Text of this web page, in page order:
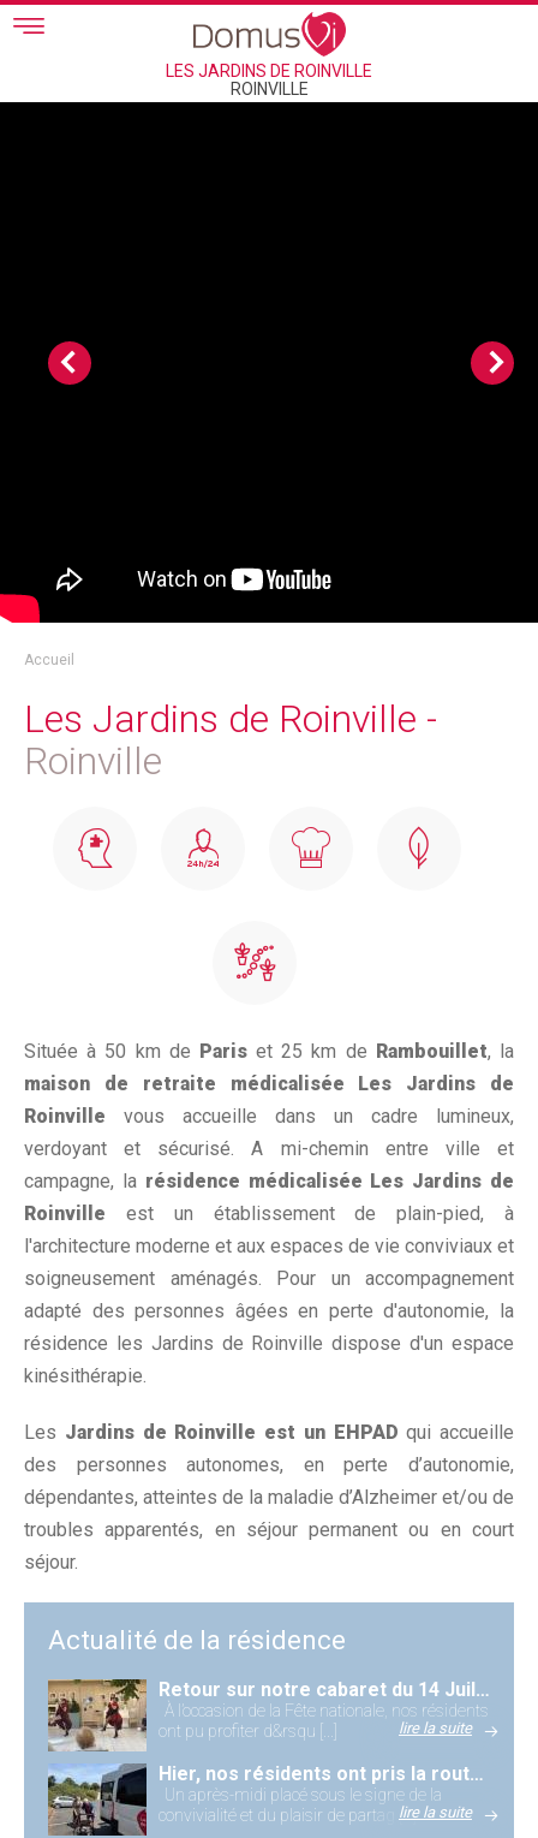
Skip to main content
LES JARDINS DE ROINVILLE
ROINVILLE
Accueil
Les Jardins de Roinville -
Roinville
Située à 50 km de Pariset 25 km de Rambouillet, la
maison de retraite médicalisée Les Jardins de
Roinville vous accueille dans un cadre lumineux,
verdoyant et sécurisé. A mi-chemin entre ville et
campagne, la résidence médicalisée Les Jardins de
Roinville est un établissement de plain-pied, à
l'architecture moderne et aux espaces de vie conviviaux et
soigneusement aménagés. Pour un accompagnement
adapté des personnes âgées en perte d'autonomie, la
résidence les Jardins de Roinville dispose d'un espace
kinésithérapie.
Les Jardins de Roinville est un EHPAD qui accueille
des personnes autonomes, en perte d’autonomie,
dépendantes, atteintes de la maladie d’Alzheimer et/ou de
troubles apparentés, en séjour permanent ou en court
séjour.
Actualité de la résidence
Retour sur notre cabaret du 14 Juillet !
À l’occasion de la Fête nationale, nos résidents
ont pu profiter d&rsqu [...]
lire la suite
Hier, nos résidents ont pris la route pour une sortie au cinéma !
Un après-midi placé sous le signe de la
convivialité et du plaisir de partag [...]lire la suite